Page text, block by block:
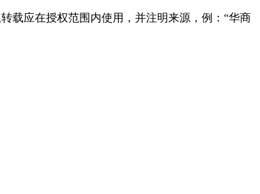
载应在授权范围内使用，并注明来源，例：“华商